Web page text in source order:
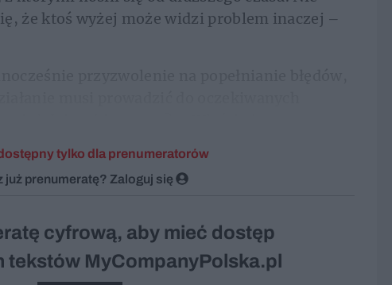
że ktoś wyżej może widzi problem inaczej –
tylko dla prenumeratorów
już prenumeratę? Zaloguj się
cyfrową, aby mieć dostęp
tekstów MyCompanyPolska.pl